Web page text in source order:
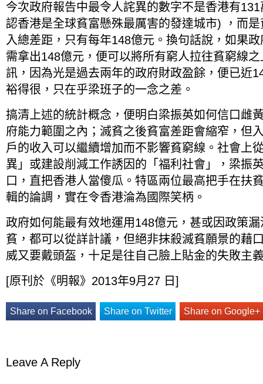
今次政府報告中最令人詫異的數字不是香港有
認香港是全球貧富懸殊最厲害的發達城市) ，而
入總差距，只有每年148億元。換句話說，如果
需拿出148億元，便可以將所有窮人拉往貧窮線
訊，因為光是過去兩年的政府財政盈餘，便已近
裕得很，只在乎梁班子的一念之差。
搞清上述的統計概念，便明白梁振英如何信口雌
府能力範圍之內；滅貧之後貧富差距會縮窄，但
戶的收入可以繼續增加而不影響貧窮線。社會上
異」或建設削減工作誘因的「福利社會」，梁振
口，直把香港人當傻瓜。特區兩位最高把手在扶
輯的論調，實在令香港淪為國際笑柄。
政府如何能最有效地運用148億元，甚或因政策
貧，都可以從詳計議，但絕非抹殺滅貧願景的藉
威又要戴頭盔，十足是往自己臉上貼金的失敗主
[原刊於《明報》2013年9月27 日]
Share on Facebook Share on Twitter Share on Google+
Leave A Reply